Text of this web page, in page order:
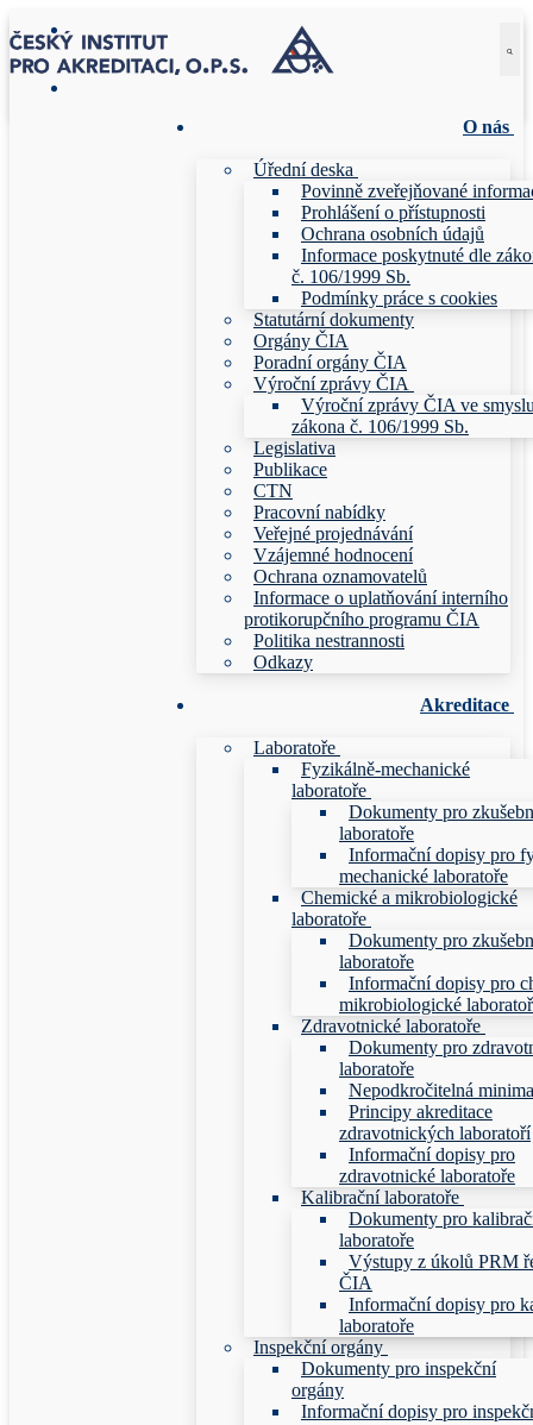
Přeskočit
na
obsah
Menu
Zavřeno
O nás
Úřední deska
Povinně zveřejňované
Prohlášení o přístupnosti
Ochrana osobních údajů
Informace poskytnuté dle
č. 106/1999 Sb.
Podmínky práce s cookies
Statutární dokumenty
Orgány ČIA
Poradní orgány ČIA
Výroční zprávy ČIA
Výroční zprávy ČIA ve
zákona č. 106/1999 Sb.
Legislativa
Publikace
CTN
Pracovní nabídky
Veřejné projednávání
Vzájemné hodnocení
Ochrana oznamovatelů
Informace o uplatňování interního
protikorupčního programu ČIA
Politika nestrannosti
Odkazy
Akreditace
Laboratoře
Fyzikálně-mechanické
laboratoře
Dokumenty pro
laboratoře
Informační dopisy pro
mechanické laboratoře
Chemické a mikrobiologické
laboratoře
Dokumenty pro
laboratoře
Informační dopisy pro
mikrobiologické
Zdravotnické laboratoře
Dokumenty pro
laboratoře
Nepodkročitelná minima
Principy akreditace
zdravotnických laboratoří
Informační dopisy pro
zdravotnické laboratoře
Kalibrační laboratoře
Dokumenty pro
laboratoře
Výstupy z úkolů PRM
ČIA
Informační dopisy pro
laboratoře
Inspekční orgány
Dokumenty pro inspekční
orgány
Informační dopisy pro